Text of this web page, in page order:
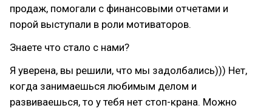
продаж, помогали с финансовыми отчетами и
порой выступали в роли мотиваторов.
Знаете что стало с нами?
Я уверена, вы решили, что мы задолбались))) Нет,
когда занимаешься любимым делом и
развиваешься, то у тебя нет стоп-крана. Можно